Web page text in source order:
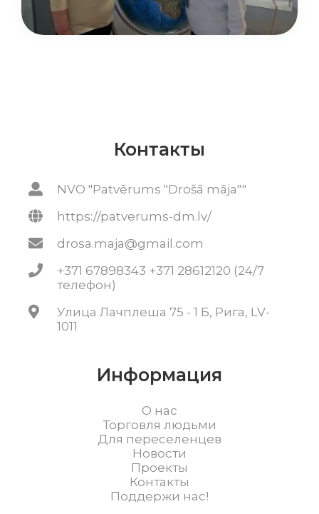
Контакты
NVO "Patvērums "Drošā māja""
https://patverums-dm.lv/
drosa.maja@gmail.com
+371 67898343 +371 28612120 (24/7
телефон)
Улица Лачплеша 75 - 1 Б, Рига, LV-
1011
Информация
О нас
Торговля людьми
Для переселенцев
Новости
Проекты
Контакты
Поддержи нас!